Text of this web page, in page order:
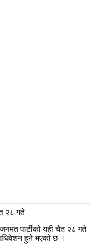
पार्टीको यही चैत २८ गते
हुने भएको छ ।